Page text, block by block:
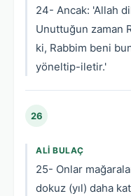
24- Ancak: 'Allah
Unuttuğun zaman
ki, Rabbim beni
yöneltip-iletir.'
26
ALI BULAÇ
25- Onlar
dokuz (yıl) daha